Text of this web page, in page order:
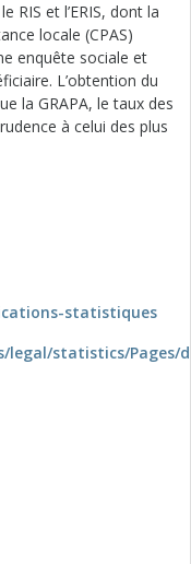
RIS et l’ERIS, dont la
locale (CPAS)
enquête sociale et
L’obtention du
la GRAPA, le taux des
à celui des plus
statistiques
legal/statistics/Pages/